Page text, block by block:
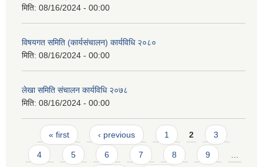
मिति: 08/16/2024 - 00:00
विषयगत समिति (कार्यसंचालन) कार्यविधि २०८०
मिति: 08/16/2024 - 00:00
लेखा समिति संचालन कार्यविधि २०७८
मिति: 08/16/2024 - 00:00
Pages
« first ‹ previous 1 2 3
4 5 6 7 8 9 …